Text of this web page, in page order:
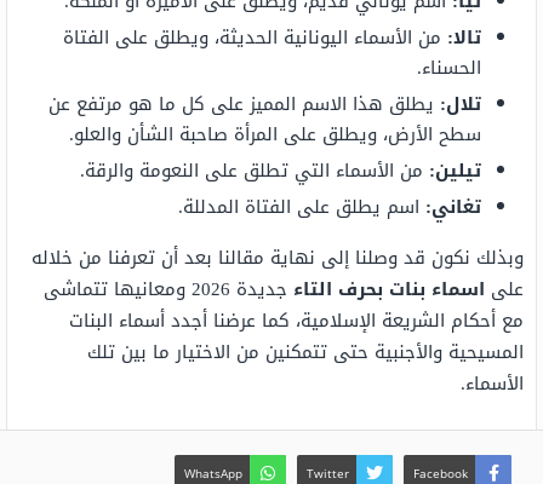
تالا: من الأسماء اليونانية الحديثة، ويطلق على الفتاة
الحسناء.
تلال: يطلق هذا الاسم المميز على كل ما هو مرتفع عن
سطح الأرض، ويطلق على المرأة صاحبة الشأن والعلو.
تيلين: من الأسماء التي تطلق على النعومة والرقة.
تغاني: اسم يطلق على الفتاة المدللة.
وبذلك نكون قد وصلنا إلى نهاية مقالنا بعد أن تعرفنا من خلاله
على اسماء بنات بحرف التاء
جديدة 2026 ومعانيها تتماشى
مع أحكام الشريعة الإسلامية، كما عرضنا أجدد أسماء البنات
المسيحية والأجنبية حتى تتمكنين من الاختيار ما بين تلك
الأسماء.
Facebook
Twitter
WhatsApp